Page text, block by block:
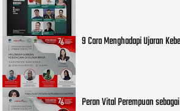
9 Cara Menghadapi Ujaran
Peran Vital Perempuan